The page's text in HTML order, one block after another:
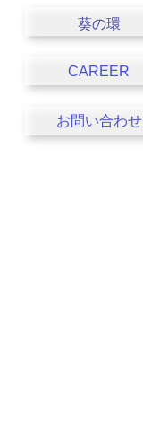
葵の環
お問い合わせ
CAREER